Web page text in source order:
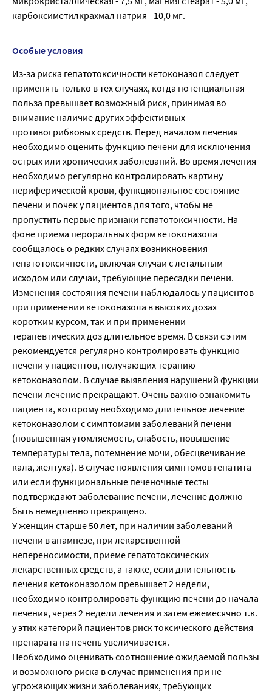
карбоксиметилкрахмал натрия - 10,0 мг.
Особые условия
Из-за риска гепатотоксичности кетоконазол следует
применять только в тех случаях, когда потенциальная
польза превышает возможный риск, принимая во
внимание наличие других эффективных
противогрибковых средств. Перед началом лечения
необходимо оценить функцию печени для исключения
острых или хронических заболеваний. Во время лечения
необходимо регулярно контролировать картину
периферической крови, функциональное состояние
печени и почек у пациентов для того, чтобы не
пропустить первые признаки гепатотоксичности. На
фоне приема пероральных форм кетоконазола
сообщалось о редких случаях возникновения
гепатотоксичности, включая случаи с летальным
исходом или случаи, требующие пересадки печени.
Изменения состояния печени наблюдалось у пациентов
при применении кетоконазола в высоких дозах
коротким курсом, так и при применении
терапевтических доз длительное время. В связи с этим
рекомендуется регулярно контролировать функцию
печени у пациентов, получающих терапию
кетоконазолом. В случае выявления нарушений функции
печени лечение прекращают. Очень важно ознакомить
пациента, которому необходимо длительное лечение
кетоконазолом с симптомами заболеваний печени
(повышенная утомляемость, слабость, повышение
температуры тела, потемнение мочи, обесцвечивание
кала, желтуха). В случае появления симптомов гепатита
или если функциональные печеночные тесты
подтверждают заболевание печени, лечение должно
быть немедленно прекращено.
У женщин старше 50 лет, при наличии заболеваний
печени в анамнезе, при лекарственной
непереносимости, приеме гепатотоксических
лекарственных средств, а также, если длительность
лечения кетоконазолом превышает 2 недели,
необходимо контролировать функцию печени до начала
лечения, через 2 недели лечения и затем ежемесячно т.к.
у этих категорий пациентов риск токсического действия
препарата на печень увеличивается.
Необходимо оценивать соотношение ожидаемой пользы
и возможного риска в случае применения при не
угрожающих жизни заболеваниях, требующих